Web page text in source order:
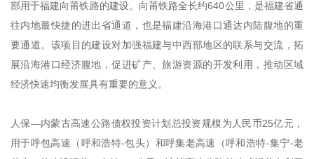
部用于福建向莆铁路的建设。向莆铁路全长约640公里，是福建省通
往内地最快捷的进出省通道，也是福建沿海港口通达内陆腹地的重
要通道。该项目的建设对加强福建与中西部地区的联系与交流，拓
展沿海港口经济腹地，促进矿产、旅游资源的开发利用，推动区域
经济快速均衡发展具有重要的意义。
人保—内蒙古高速公路债权投资计划总投资规模为人民币25亿元，
用于呼包高速（呼和浩特-包头）和呼集老高速（呼和浩特-集宁-老